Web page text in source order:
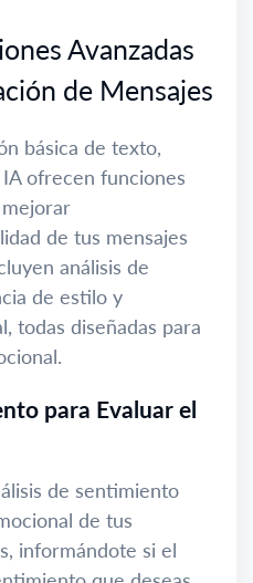
Avanzadas
de Mensajes
básica de texto,
ofrecen funciones
de tus mensajes
análisis de
de estilo y
todas diseñadas para
para Evaluar el
de sentimiento
de tus
informándote si el